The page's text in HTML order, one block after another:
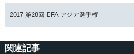
2017 第28回 BFA アジア選手権
関連記事